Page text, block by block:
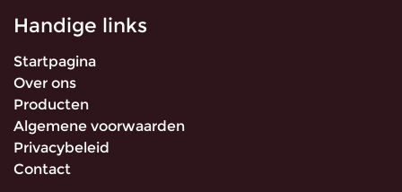
Handige links
Startpagina
Over ons
Producten
Algemene voorwaarden
Privacybeleid
Contact